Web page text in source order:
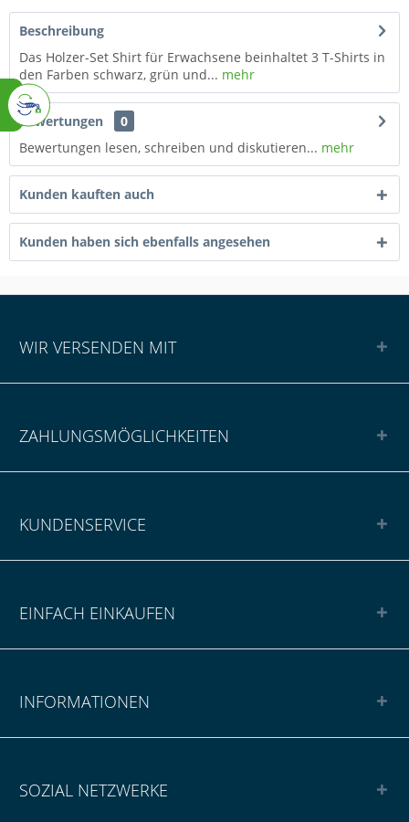
Beschreibung
Das Holzer-Set Shirt für Erwachsene beinhaltet 3 T-Shirts in
den Farben schwarz, grün und... mehr
Bewertungen
0
Bewertungen lesen, schreiben und diskutieren... mehr
Kunden kauften auch
Kunden haben sich ebenfalls angesehen
WIR VERSENDEN MIT
ZAHLUNGSMÖGLICHKEITEN
KUNDENSERVICE
EINFACH EINKAUFEN
INFORMATIONEN
SOZIAL NETZWERKE